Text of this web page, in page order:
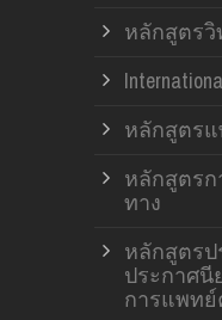
หลักสูตร
หลักสูตร
หลักสูตรก
ทาง
หลักสูตร
ประกาศ
การแพท